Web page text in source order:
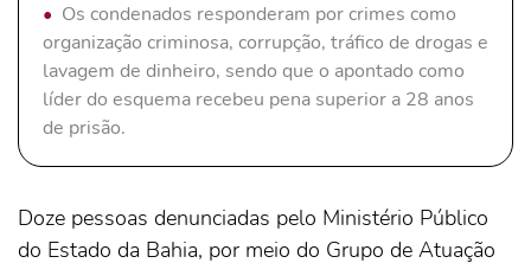
Os condenados responderam por crimes como
organização criminosa, corrupção, tráfico de drogas e
lavagem de dinheiro, sendo que o apontado como
líder do esquema recebeu pena superior a 28 anos
de prisão.
Doze pessoas denunciadas pelo Ministério Público
do Estado da Bahia, por meio do Grupo de Atuação